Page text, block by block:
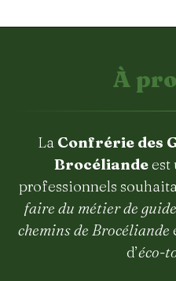
À
La Confrérie des
Brocéliandeest
professionnels
faire du métier de
chemins de Brocéliande
d’éco-